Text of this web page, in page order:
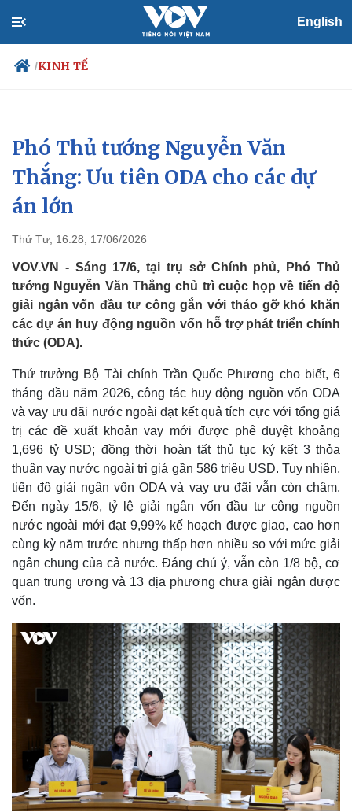
English
/KINH TẾ
Chính trị
Đảng
Tổ chức nhân sự
Quốc hội
Xã hội
Tin 24h
Dự báo thời tiết
Phó Thủ tướng Nguyễn Văn
Thắng: Ưu tiên ODA cho các dự
án lớn
Thứ Tư, 16:28, 17/06/2026
VOV.VN - Sáng 17/6, tại trụ sở Chính phủ, Phó Thủ
tướng Nguyễn Văn Thắng chủ trì cuộc họp về tiến độ
giải ngân vốn đầu tư công gắn với tháo gỡ khó khăn
các dự án huy động nguồn vốn hỗ trợ phát triển chính
thức (ODA).
Thứ trưởng Bộ Tài chính Trần Quốc Phương cho biết, 6
tháng đầu năm 2026, công tác huy động nguồn vốn ODA
và vay ưu đãi nước ngoài đạt kết quả tích cực với tổng giá
trị các đề xuất khoản vay mới được phê duyệt khoảng
1,696 tỷ USD; đồng thời hoàn tất thủ tục ký kết 3 thỏa
thuận vay nước ngoài trị giá gần 586 triệu USD. Tuy nhiên,
tiến độ giải ngân vốn ODA và vay ưu đãi vẫn còn chậm.
Đến ngày 15/6, tỷ lệ giải ngân vốn đầu tư công nguồn
nước ngoài mới đạt 9,99% kế hoạch được giao, cao hơn
cùng kỳ năm trước nhưng thấp hơn nhiều so với mức giải
ngân chung của cả nước. Đáng chú ý, vẫn còn 1/8 bộ, cơ
quan trung ương và 13 địa phương chưa giải ngân được
vốn.